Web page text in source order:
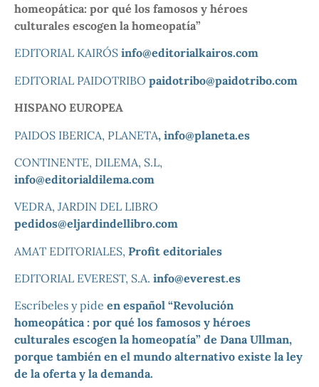
homeopática: por qué los famosos y héroes
culturales escogen la homeopatía”
EDITORIAL KAIRÓS info@editorialkairos.com
EDITORIAL PAIDOTRIBO paidotribo@paidotribo.com
HISPANO EUROPEA
PAIDOS IBERICA, PLANETA, info@planeta.es
CONTINENTE, DILEMA, S.L,
info@editorialdilema.com
VEDRA, JARDIN DEL LIBRO
pedidos@eljardindellibro.com
AMAT EDITORIALES, Profit editoriales
EDITORIAL EVEREST, S.A. info@everest.es
Escríbeles y pide en español “Revolución
homeopática : por qué los famosos y héroes
culturales escogen la homeopatía” de Dana Ullman,
porque también en el mundo alternativo existe la ley
de la oferta y la demanda.